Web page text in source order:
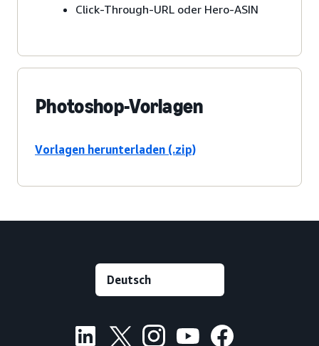
Click-Through-URL oder Hero-ASIN
Photoshop-Vorlagen
Vorlagen herunterladen (.zip)